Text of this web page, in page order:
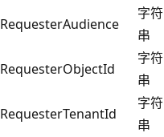
RequesterAudience
字符
串
RequesterObjectId
字符
串
RequesterTenantId
字符
串